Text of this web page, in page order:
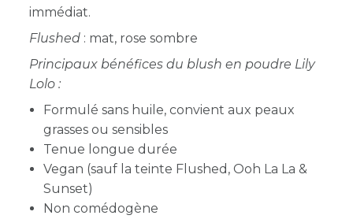
immédiat.
Flushed : mat, rose sombre
Principaux bénéfices du blush en poudre Lily
Lolo :
Formulé sans huile, convient aux peaux
grasses ou sensibles
Tenue longue durée
Vegan (sauf la teinte Flushed, Ooh La La &
Sunset)
Non comédogène